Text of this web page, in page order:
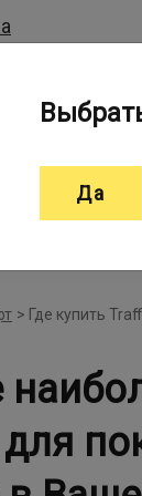
> Где купить
Да